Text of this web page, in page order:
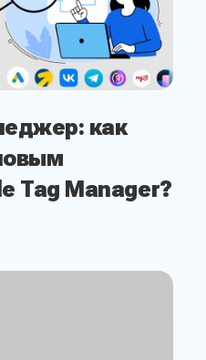
как
Tag Manager?